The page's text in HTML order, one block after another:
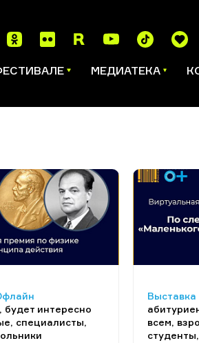
МЕДИАТЕКА
будет интересно
специалисты,
всем,